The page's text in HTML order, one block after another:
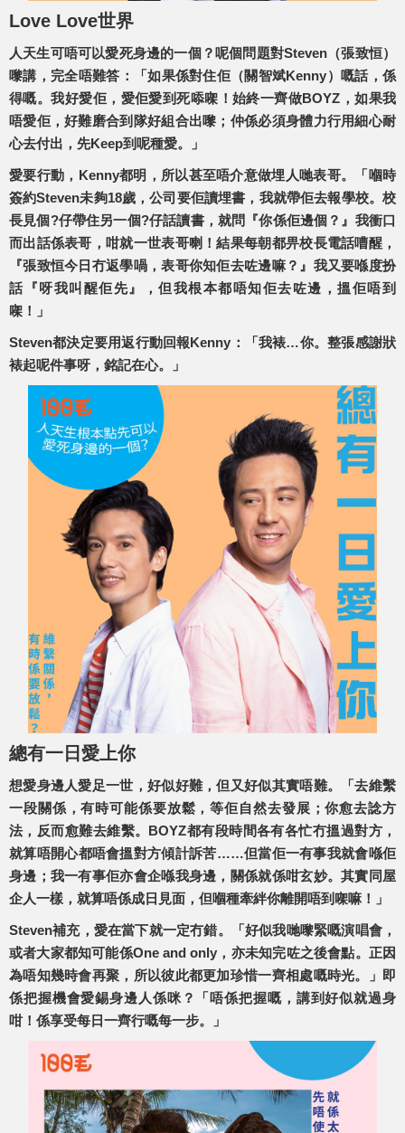
Love Love世界
人天生可唔可以愛死身邊的一個？呢個問題對Steven（張致恒）
嚟講，完全唔難答：「如果係對住佢（關智斌Kenny）嘅話，係
得嘅。我好愛佢，愛佢愛到死㖭㗎！始終一齊做BOYZ，如果我
唔愛佢，好難磨合到隊好組合出嚟；仲係必須身體力行用細心耐
心去付出，先Keep到呢種愛。」
愛要行動，Kenny都明，所以甚至唔介意做埋人哋表哥。「嗰時
簽約Steven未夠18歲，公司要佢讀埋書，我就帶佢去報學校。校
長見個?仔帶住另一個?仔話讀書，就問『你係佢邊個？』我衝口
而出話係表哥，咁就一世表哥喇！結果每朝都畀校長電話嘈醒，
『張致恒今日冇返學喎，表哥你知佢去咗邊嘛？』我又要喺度扮
話『呀我叫醒佢先』，但我根本都唔知佢去咗邊，搵佢唔到
㗎！」
Steven都決定要用返行動回報Kenny：「我裱…你。整張感謝狀
裱起呢件事呀，銘記在心。」
總有一日愛上你
想愛身邊人愛足一世，好似好難，但又好似其實唔難。「去維繫
一段關係，有時可能係要放鬆，等佢自然去發展；你愈去諗方
法，反而愈難去維繫。BOYZ都有段時間各有各忙冇搵過對方，
就算唔開心都唔會搵對方傾計訴苦……但當佢一有事我就會喺佢
身邊；我一有事佢亦會企喺我身邊，關係就係咁玄妙。其實同屋
企人一樣，就算唔係成日見面，但嗰種牽絆你離開唔到㗎嘛！」
Steven補充，愛在當下就一定冇錯。「好似我哋嚟緊嘅演唱會，
或者大家都知可能係One and only，亦未知完咗之後會點。正因
為唔知幾時會再聚，所以彼此都更加珍惜一齊相處嘅時光。」即
係把握機會愛錫身邊人係咪？「唔係把握嘅，講到好似就過身
咁！係享受每日一齊行嘅每一步。」